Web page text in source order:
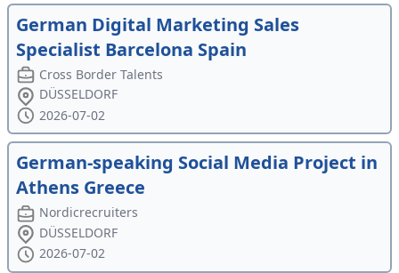
German Digital Marketing Sales
Specialist Barcelona Spain
Cross Border Talents
DÜSSELDORF
2026-07-02
German-speaking Social Media Project in
Athens Greece
Nordicrecruiters
DÜSSELDORF
2026-07-02